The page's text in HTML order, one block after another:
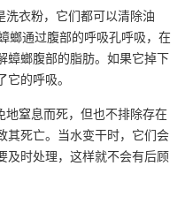
衣粉，它们都可以清除油
螂通过腹部的呼吸孔呼吸，在
蟑螂腹部的脂肪。如果它掉下
的呼吸。
窒息而死，但也不排除存在
其死亡。当水变干时，它们会
及时处理，这样就不会有后顾